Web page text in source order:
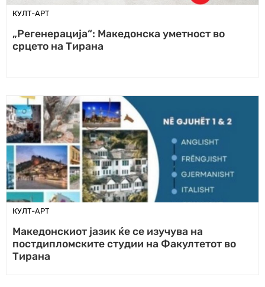
КУЛТ-АРТ
„Регенерација“: Македонска уметност во
срцето на Тирана
КУЛТ-АРТ
Македонскиот јазик ќе се изучува на
постдипломските студии на Факултетот во
Тирана